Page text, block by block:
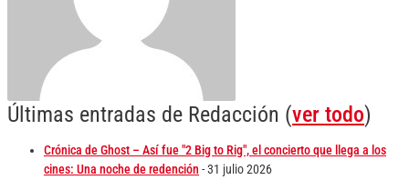
Últimas entradas de Redacción (ver todo)
Crónica de Ghost – Así fue "2 Big to Rig", el concierto que llega a los
cines: Una noche de redención - 31 julio 2026